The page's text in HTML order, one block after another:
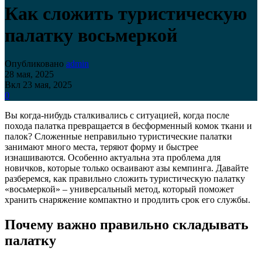
Как сложить туристическую
палатку восьмеркой
Опубликовано admin
28 мая, 2025
Вкл 23 мая, 2025
0
Вы когда-нибудь сталкивались с ситуацией, когда после
похода палатка превращается в бесформенный комок ткани и
палок? Сложенные неправильно туристические палатки
занимают много места, теряют форму и быстрее
изнашиваются. Особенно актуальна эта проблема для
новичков, которые только осваивают азы кемпинга. Давайте
разберемся, как правильно сложить туристическую палатку
«восьмеркой» – универсальный метод, который поможет
хранить снаряжение компактно и продлить срок его службы.
Почему важно правильно складывать
палатку